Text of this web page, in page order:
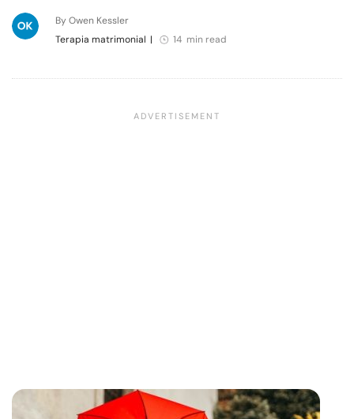
By Owen Kessler
Terapia matrimonial | 14 min read